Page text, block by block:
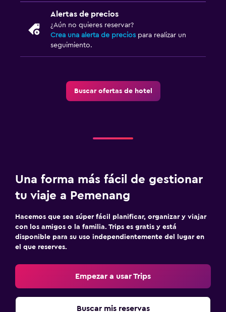
Caja fuerte para laptops
Escritorio
Cuna/cama nido disponibles
Alertas de precios
¿Aún no quieres reservar?
Crea una alerta de precios para realizar un
seguimiento.
Buscar ofertas de hotel
Una forma más fácil de gestionar
tu viaje a Pemenang
Hacemos que sea súper fácil planificar, organizar y viajar
con los amigos o la familia. Trips es gratis y está
disponible para su uso independientemente del lugar en
el que reserves.
Empezar a usar Trips
Buscar mis reservas